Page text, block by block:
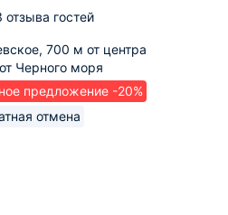
отзыва гостей
700 м от центра
Черного моря
предложение -20%
отмена